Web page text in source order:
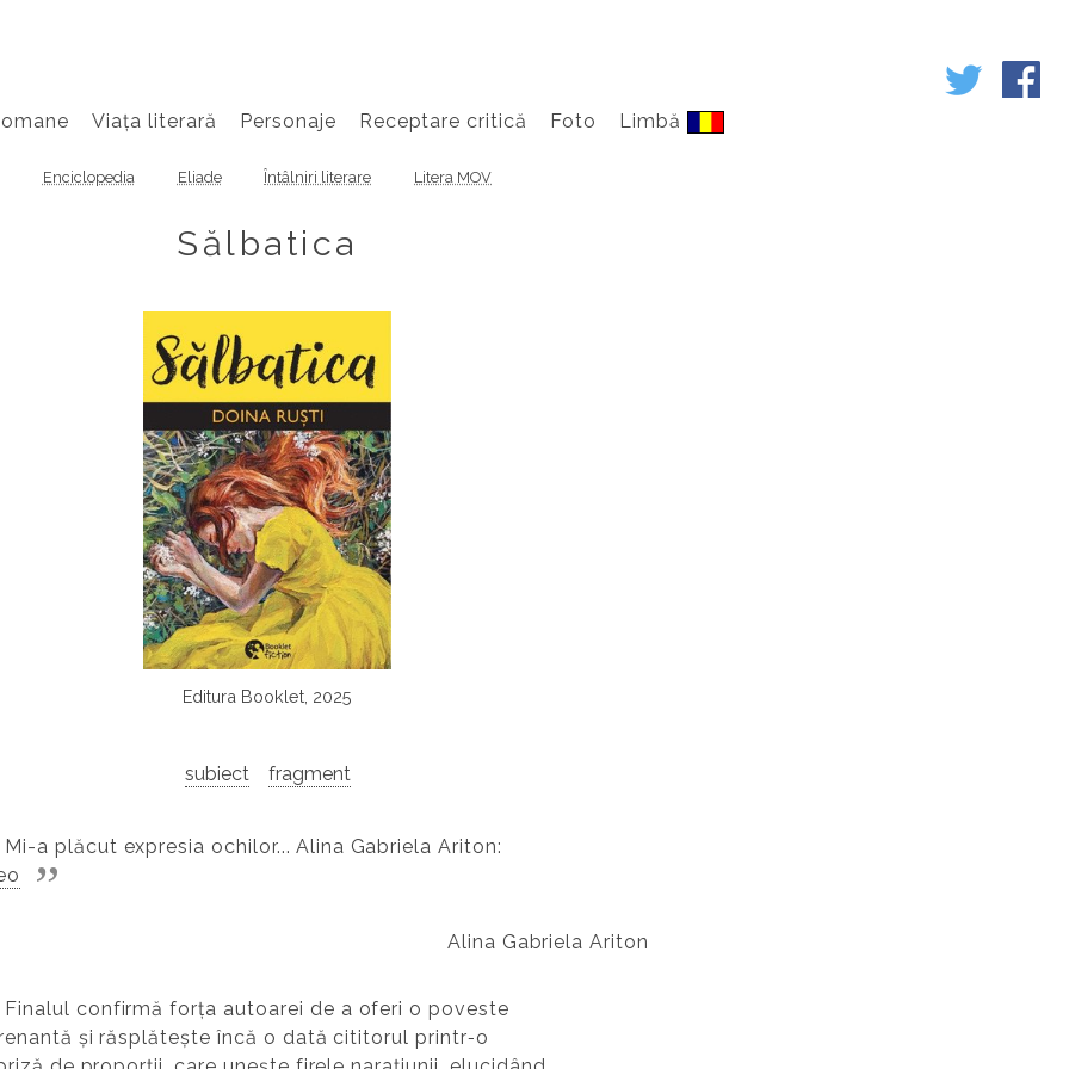
Viața literară Personaje Receptare critică Foto Limbă
Enciclopedia Eliade Întâlniri literare Litera MOV
Sălbatica
Editura Booklet, 2025
subiect fragment
Mi-a plăcut expresia ochilor... Alina Gabriela Ariton:
Alina Gabriela Ariton
Finalul confirmă forța autoarei de a oferi o poveste
și răsplătește încă o dată cititorul printr‑o